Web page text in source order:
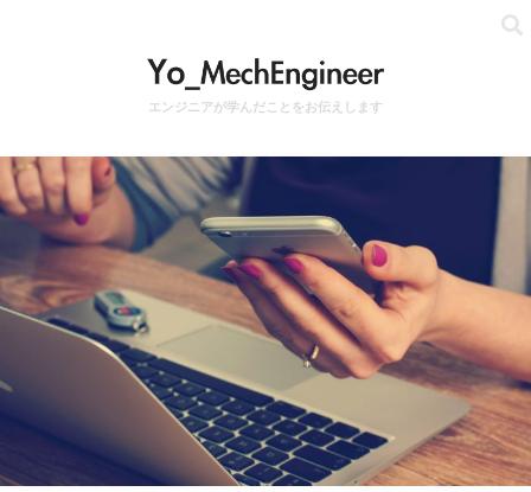
エンジニアが学んだことをお伝えします